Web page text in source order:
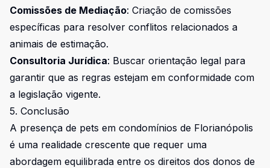
Comissões de Mediação: Criação de comissões
específicas para resolver conflitos relacionados a
animais de estimação.
Consultoria Jurídica: Buscar orientação legal para
garantir que as regras estejam em conformidade com
a legislação vigente.
5. Conclusão
A presença de pets em condomínios de Florianópolis
é uma realidade crescente que requer uma
abordagem equilibrada entre os direitos dos donos de